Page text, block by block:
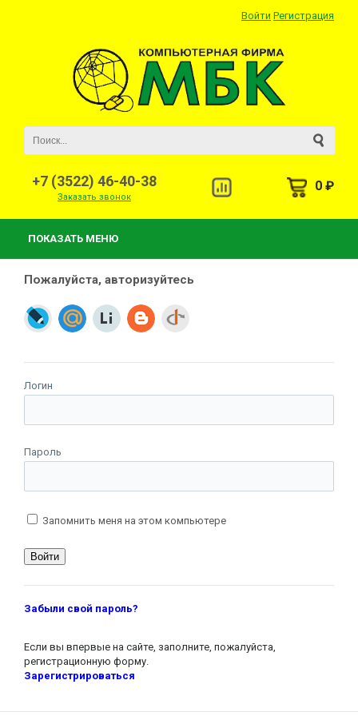
Войти Регистрация
+7 (3522) 46-40-38
Заказать звонок
0 ₽
ПОКАЗАТЬ МЕНЮ
Пожалуйста, авторизуйтесь
Логин
Пароль
Запомнить меня на этом компьютере
Забыли свой пароль?
Если вы впервые на сайте, заполните, пожалуйста,
регистрационную форму.
Зарегистрироваться